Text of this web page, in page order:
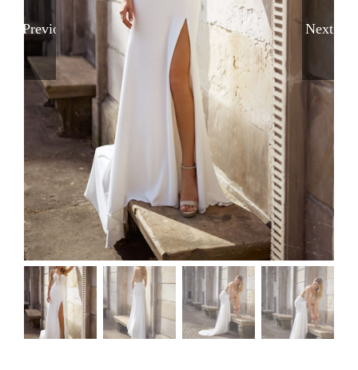
Previous Next